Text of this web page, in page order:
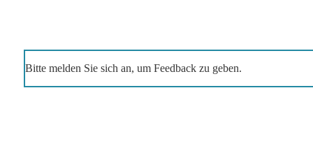
Bitte melden Sie sich an, um Feedback zu geben.